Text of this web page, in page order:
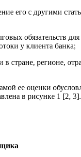
его с другими
обязательств
у клиента банка;
стране, регионе,
ее оценки
в рисунке 1 [2, 3].